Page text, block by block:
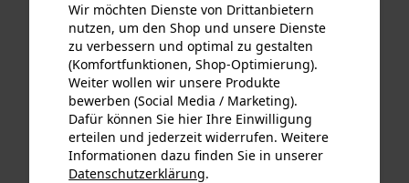
Grizzly Kinder kurzarm
Wir möchten Dienste von Drittanbietern
nutzen, um den Shop und unsere Dienste
zu verbessern und optimal zu gestalten
(Komfortfunktionen, Shop-Optimierung).
Weiter wollen wir unsere Produkte
bewerben (Social Media / Marketing).
Dafür können Sie hier Ihre Einwilligung
erteilen und jederzeit widerrufen. Weitere
Informationen dazu finden Sie in unserer
Datenschutzerklärung.